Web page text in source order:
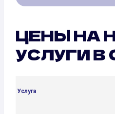
ЦЕНЫ НА
УСЛУГИ В
Услуга